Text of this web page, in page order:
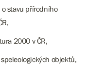
stavu přírodního
2000 v ČR,
objektů,